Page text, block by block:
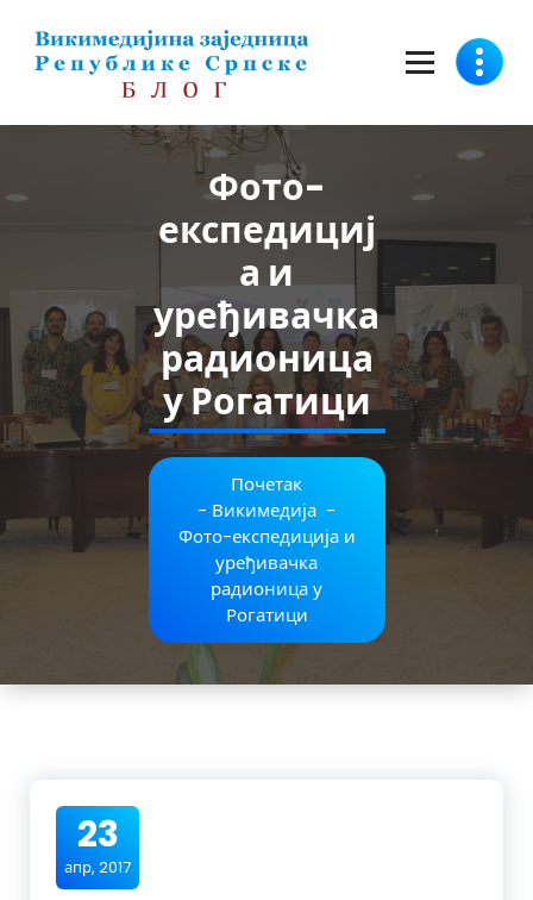
садржај
Фото-
експедициј
а и
уређивачка
радионица
у Рогатици
Почетак
- Викимедија -
Фото-експедиција и
уређивачка
радионица у
Рогатици
23
апр, 2017